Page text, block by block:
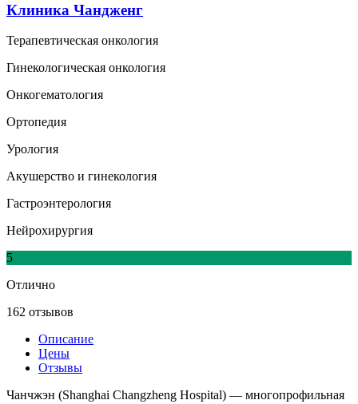
Клиника Чандженг
Терапевтическая онкология
Гинекологическая онкология
Онкогематология
Ортопедия
Урология
Акушерство и гинекология
Гастроэнтерология
Нейрохирургия
5
Отлично
162 отзывов
Описание
Цены
Отзывы
Чанчжэн (Shanghai Changzheng Hospital) — многопрофильная